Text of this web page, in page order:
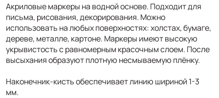
Акриловые маркеры на водной основе. Подходит для
письма, рисования, декорирования. Можно
использовать на любых поверхностях: холстах, бумаге,
дереве, металле, картоне. Маркеры имеют высокую
укрывистость с равномерным красочным слоем. После
высыхания образуют плотную несмываемую плёнку.
Наконечник-кисть обеспечивает линию шириной 1-3
мм.